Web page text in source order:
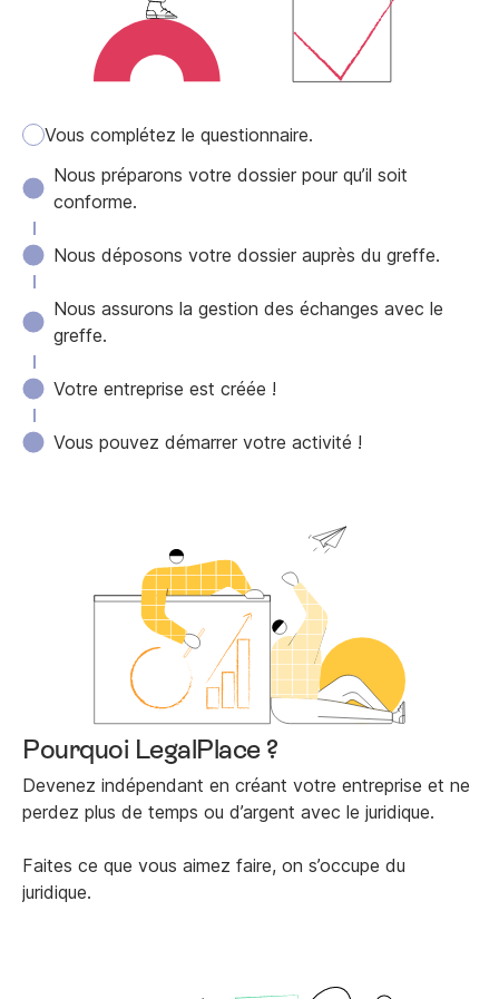
Vous complétez le questionnaire.
Nous préparons votre dossier pour qu’il soit
conforme.
Nous déposons votre dossier auprès du greffe.
Nous assurons la gestion des échanges avec le
greffe.
Votre entreprise est créée !
Vous pouvez démarrer votre activité !
Pourquoi LegalPlace ?
Devenez indépendant en créant votre entreprise et ne
perdez plus de temps ou d’argent avec le juridique.
Faites ce que vous aimez faire, on s’occupe du
juridique.